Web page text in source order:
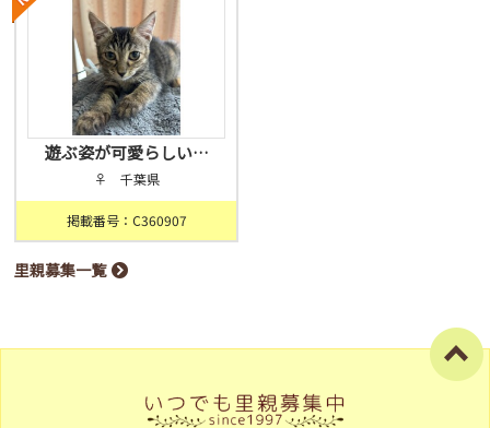
遊ぶ姿が可愛らしい…
♀ 千葉県
掲載番号：C360907
里親募集一覧